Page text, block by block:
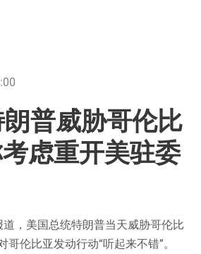
普威胁哥伦比
虑重开美驻委
美国总统特朗普当天威胁哥伦比
伦比亚发动行动“听起来不错”。